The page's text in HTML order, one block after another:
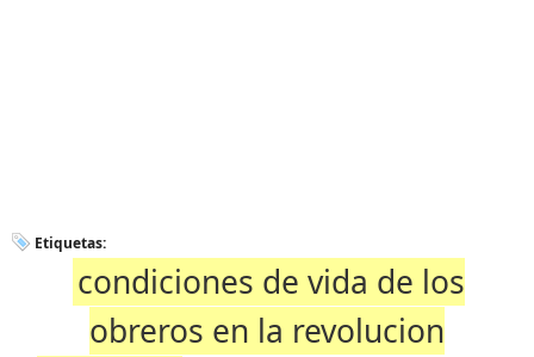
Etiquetas:
condiciones de vida de los
obreros en la revolucion